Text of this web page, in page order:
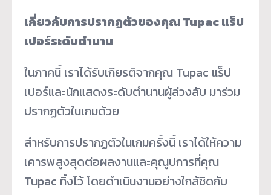
เกี่ยวกับการปรากฏตัวของคุณTupacแร็ป
เปอร์ระดับตำนาน
ในภาคนี้ เราได้รับเกียรติจากคุณ Tupac แร็ป
เปอร์และนักแสดงระดับตำนานผู้ล่วงลับ มาร่วม
ปรากฏตัวในเกมด้วย
สำหรับการปรากฏตัวในเกมครั้งนี้ เราได้ให้ความ
เคารพสูงสุดต่อผลงานและคุณูปการที่คุณ
Tupac ทิ้งไว้ โดยดำเนินงานอย่างใกล้ชิดกับ